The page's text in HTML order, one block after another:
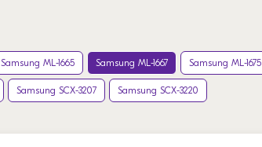
Samsung ML-1665 Samsung ML-1667 Samsung ML-1675
Samsung SCX-3207 Samsung SCX-3220